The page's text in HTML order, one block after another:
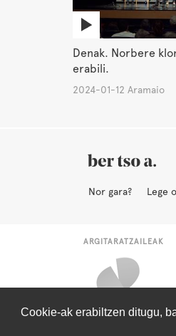
Cookie-ak erabiltzen ditugu,
Denak. Norbere
erabili.
2024-01-12 Aramaio
Nor gara? Lege
ARGITARATZAILEAK